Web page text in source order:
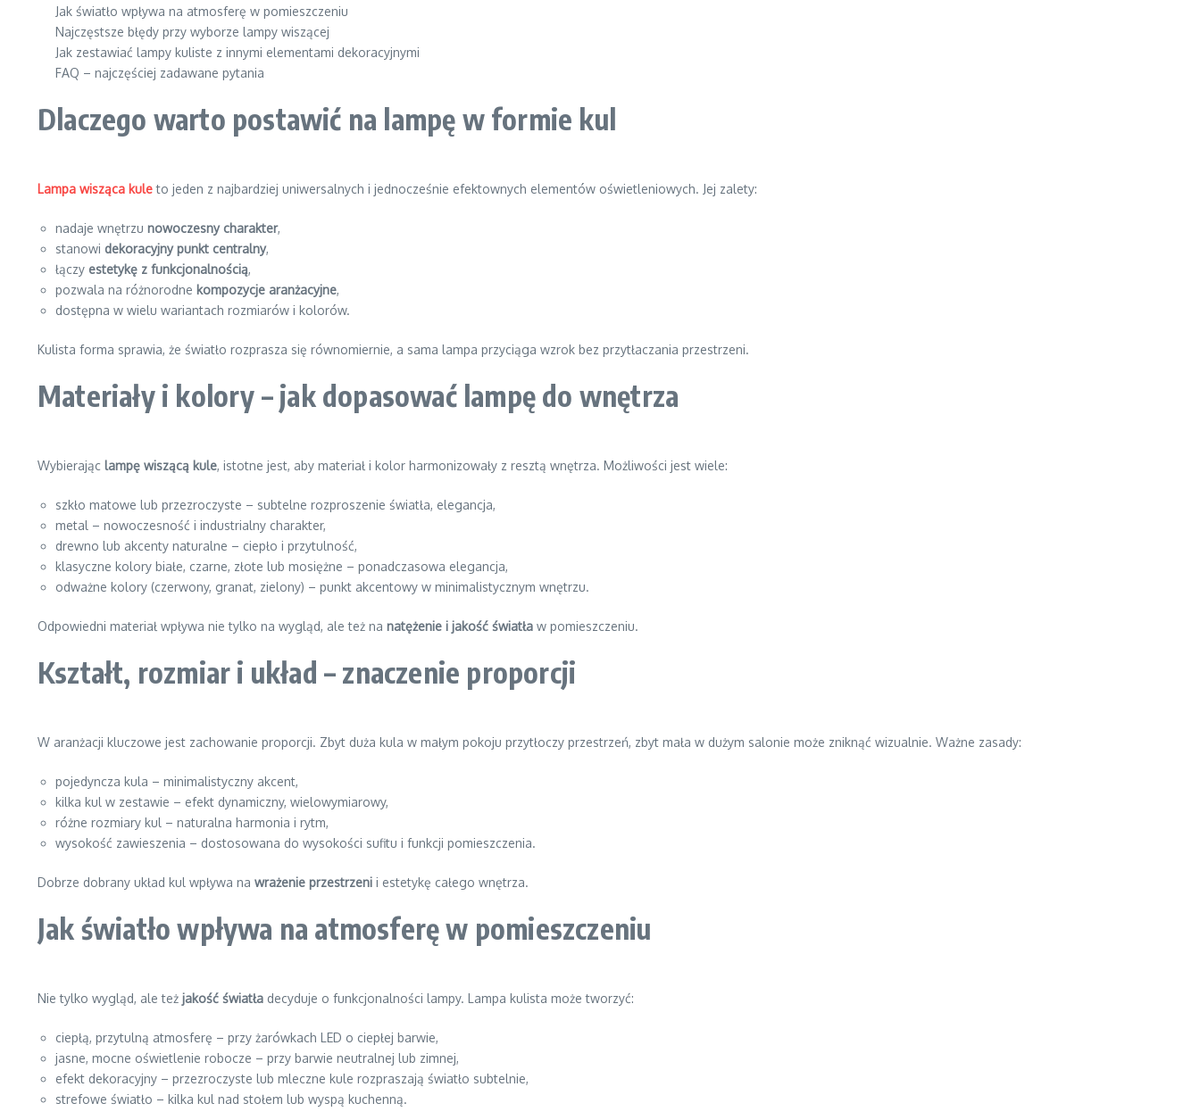
Jak światło wpływa na atmosferę w pomieszczeniu
Najczęstsze błędy przy wyborze lampy wiszącej
Jak zestawiać lampy kuliste z innymi elementami dekoracyjnymi
FAQ – najczęściej zadawane pytania
Dlaczego warto postawić na lampę w formie kul
Lampa wisząca kuleto jeden z najbardziej uniwersalnych i jednocześnie efektownych elementów oświetleniowych. Jej zalety:
nadaje wnętrzu nowoczesny charakter,
stanowi dekoracyjny punkt centralny,
łączy estetykę z funkcjonalnością,
pozwala na różnorodne kompozycje aranżacyjne,
dostępna w wielu wariantach rozmiarów i kolorów.
Kulista forma sprawia, że światło rozprasza się równomiernie, a sama lampa przyciąga wzrok bez przytłaczania przestrzeni.
Materiały i kolory – jak dopasować lampę do wnętrza
Wybierając lampę wiszącą kule, istotne jest, aby materiał i kolor harmonizowały z resztą wnętrza. Możliwości jest wiele:
szkło matowe lub przezroczyste – subtelne rozproszenie światła, elegancja,
metal – nowoczesność i industrialny charakter,
drewno lub akcenty naturalne – ciepło i przytulność,
klasyczne kolory białe, czarne, złote lub mosiężne – ponadczasowa elegancja,
odważne kolory (czerwony, granat, zielony) – punkt akcentowy w minimalistycznym wnętrzu.
Odpowiedni materiał wpływa nie tylko na wygląd, ale też na natężenie i jakość światła w pomieszczeniu.
Kształt, rozmiar i układ – znaczenie proporcji
W aranżacji kluczowe jest zachowanie proporcji. Zbyt duża kula w małym pokoju przytłoczy przestrzeń, zbyt mała w dużym salonie może zniknąć wizualnie. Ważne zasady:
pojedyncza kula – minimalistyczny akcent,
kilka kul w zestawie – efekt dynamiczny, wielowymiarowy,
różne rozmiary kul – naturalna harmonia i rytm,
wysokość zawieszenia – dostosowana do wysokości sufitu i funkcji pomieszczenia.
Dobrze dobrany układ kul wpływa na wrażenie przestrzeni i estetykę całego wnętrza.
Jak światło wpływa na atmosferę w pomieszczeniu
Nie tylko wygląd, ale też jakość światła decyduje o funkcjonalności lampy. Lampa kulista może tworzyć:
ciepłą, przytulną atmosferę – przy żarówkach LED o ciepłej barwie,
jasne, mocne oświetlenie robocze – przy barwie neutralnej lub zimnej,
efekt dekoracyjny – przezroczyste lub mleczne kule rozpraszają światło subtelnie,
strefowe światło – kilka kul nad stołem lub wyspą kuchenną.